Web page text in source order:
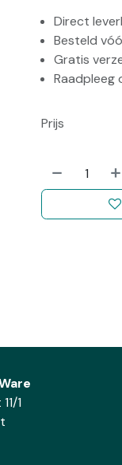
Direct
Besteld
Gratis
Raadpleeg
Prijs
1